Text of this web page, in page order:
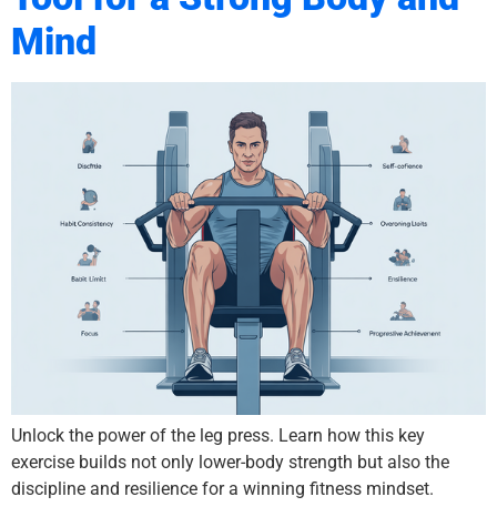
Mind
Unlock the power of the leg press. Learn how this key
exercise builds not only lower-body strength but also the
discipline and resilience for a winning fitness mindset.